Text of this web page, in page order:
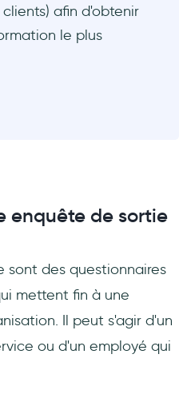
afin d'obtenir
le plus
enquête de sortie
sont des questionnaires
mettent fin à une
Il peut s'agir d'un
ou d'un employé qui